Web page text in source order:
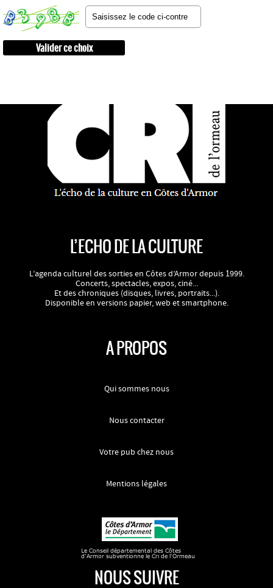
L’ECHO DE LA CULTURE
L’agenda culturel des sorties en Côtes d’Armor depuis 1999.
Concerts, spectacles, expos, ciné...
Et des chroniques (disques, livres, portraits...).
Disponible en versions papier, web et smartphone.
A PROPOS
Qui sommes nous
Nous contacter
Votre pub chez nous
Mentions légales
NOUS SUIVRE